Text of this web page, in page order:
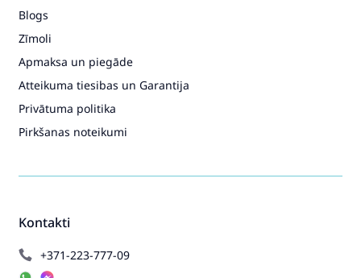
Kontakti
+371-223-777-09
Blogs
Zīmoli
Apmaksa un piegāde
Atteikuma tiesibas un Garantija
Privātuma politika
Pirkšanas noteikumi